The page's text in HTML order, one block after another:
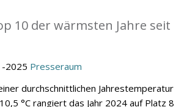
10 der wärmsten Jahre seit
2025 Presseraum
durchschnittlichen Jahrestemperatur
°C rangiert das Jahr 2024 auf Platz 8